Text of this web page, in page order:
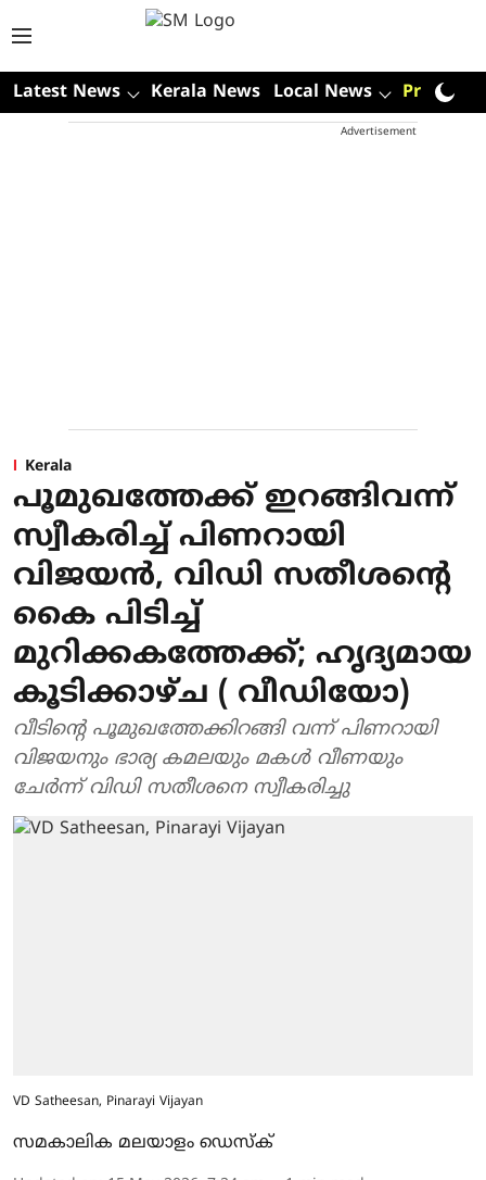
Latest News Kerala News Local News Premium
Advertisement
Kerala
പൂമുഖത്തേക്ക് ഇറങ്ങിവന്ന്
സ്വീകരിച്ച് പിണറായി
വിജയന്‍, വിഡി സതീശന്റെ
കൈ പിടിച്ച്
മുറിക്കകത്തേക്ക്; ഹൃദ്യമായ
കൂടിക്കാഴ്ച ( വീഡിയോ)
വീടിന്റെ പൂമുഖത്തേക്കിറങ്ങി വന്ന് പിണറായി
വിജയനും ഭാര്യ കമലയും മകള്‍ വീണയും
ചേര്‍ന്ന് വിഡി സതീശനെ സ്വീകരിച്ചു
VD Satheesan, Pinarayi Vijayan
സമകാലിക മലയാളം ഡെസ്ക്